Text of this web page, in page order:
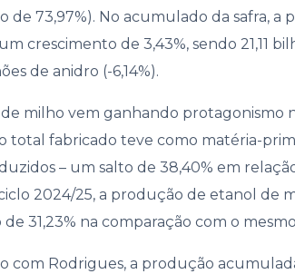
de 73,97%). No acumulado da safra,
crescimento de 3,43%, sendo 21,11
de anidro (-6,14%).
milho vem ganhando protagonismo
total fabricado teve como matéria-
– um salto de 38,40% em
2024/25, a produção de etanol de
31,23% na comparação com o
com Rodrigues, a produção